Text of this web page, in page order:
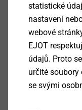
systémy s
statistické
nastavení
webové
EJOT
údajů. Proto
určité soubory
se svými